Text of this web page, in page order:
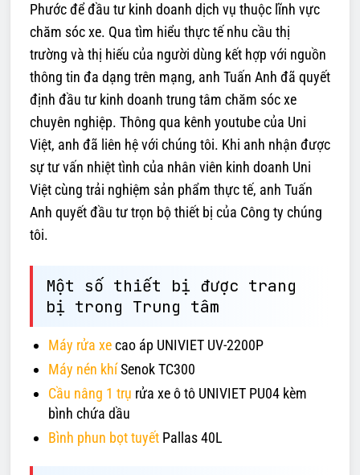
Phước để đầu tư kinh doanh dịch vụ thuộc lĩnh vực
chăm sóc xe. Qua tìm hiểu thực tế nhu cầu thị
trường và thị hiếu của người dùng kết hợp với nguồn
thông tin đa dạng trên mạng, anh Tuấn Anh đã quyết
định đầu tư kinh doanh trung tâm chăm sóc xe
chuyên nghiệp. Thông qua kênh youtube của Uni
Việt, anh đã liên hệ với chúng tôi. Khi anh nhận được
sự tư vấn nhiệt tình của nhân viên kinh doanh Uni
Việt cùng trải nghiệm sản phẩm thực tế, anh Tuấn
Anh quyết đầu tư trọn bộ thiết bị của Công ty chúng
tôi.
Một số thiết bị được trang
bị trong Trung tâm
Máy rửa xecao áp UNIVIET UV-2200P
Máy nén khíSenok TC300
Cầu nâng 1 trụ rửa xe ô tô UNIVIET PU04 kèm
bình chứa dầu
Bình phun bọt tuyết Pallas 40L